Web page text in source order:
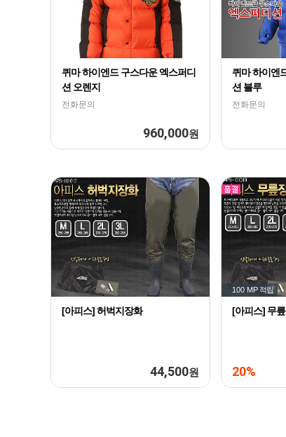
퀴마 하이엔드 구스다운 엑스퍼디
션 오렌지
전화문의
960,000원
퀴마 하이엔
션 블루
전화문의
[아피스] 허벅지장화
44,500원
100 MP 적립
[아피스] 무
20%